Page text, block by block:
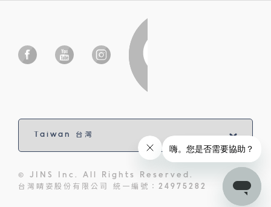
© JINS Inc. All Rights Reserved.
台灣睛姿股份有限公司 統一編號：24975282